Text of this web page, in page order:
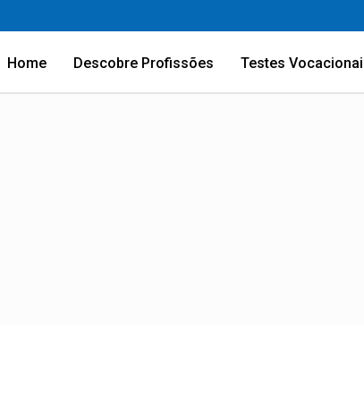
Home Descobre Profissões Testes